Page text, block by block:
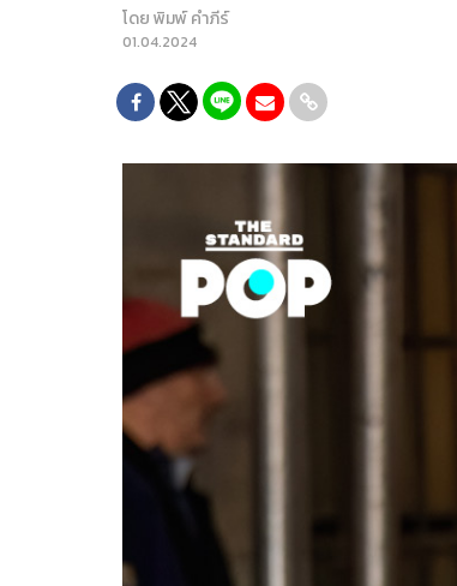
โดยพิมพ์ คำภีร์
01.04.2024